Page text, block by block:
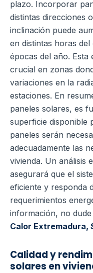
plazo. Incorporar
distintas direcciones
inclinación puede
en distintas horas
épocas del año. Esta
crucial en zonas
variaciones en la
estaciones. En
paneles solares, es
superficie disponible
paneles serán
adecuadamente las
vivienda. Un análisis
asegurará que el
eficiente y responda
requerimientos
información, no
Calor Extremadura,
Calidad y
solares en